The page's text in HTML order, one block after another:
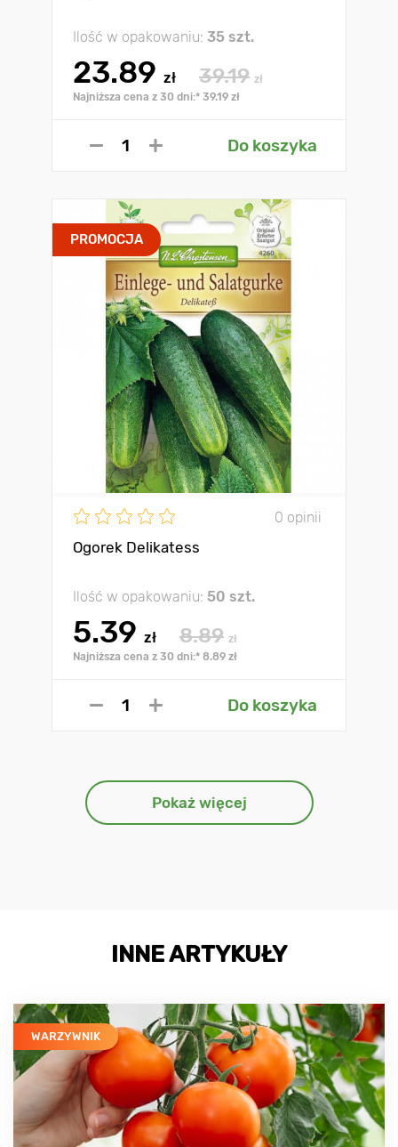
Ilość w opakowaniu: 35 szt.
23.89 zł 39.19 zł
Najniższa cena z 30 dni:* 39.19 zł
Do koszyka
PROMOCJA
0 opinii
Ogorek Delikatess
Ilość w opakowaniu: 50 szt.
5.39 zł 8.89 zł
Najniższa cena z 30 dni:* 8.89 zł
Do koszyka
Pokaż więcej
INNE ARTYKUŁY
WARZYWNIK